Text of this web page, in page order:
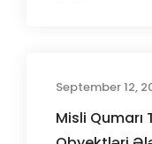
September 12,
Misli Qumarı